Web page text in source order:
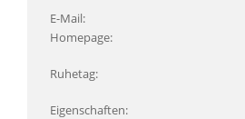
E-Mail:
Homepage:
Ruhetag:
Eigenschaften: